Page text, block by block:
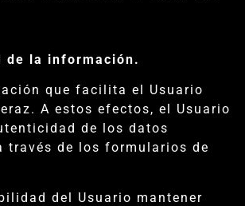
de la información.
que facilita el Usuario
A estos efectos, el Usuario
de los datos
través de los formularios de
del Usuario mantener